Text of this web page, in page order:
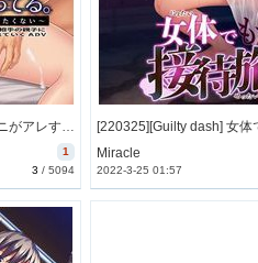
[220318][DD・T] 私の父と弟のナニがアレすぎて困ってる。～私もうあの家に帰りたくない～ [1659M] [1167434]
1
3 / 5094
Miracle
2022-3-25 01:57